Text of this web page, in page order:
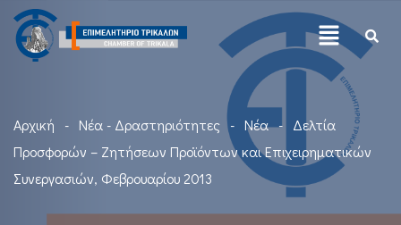
Αρχική Νέα - Δραστηριότητες Νέα
Δελτία
Προσφορών – Ζητήσεων Προϊόντων και Επιχειρηματικών
Συνεργασιών, Φεβρουαρίου 2013